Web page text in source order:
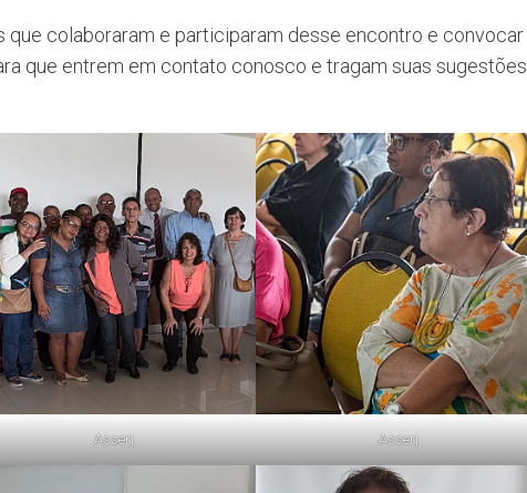
que colaboraram e participaram desse encontro e convocar
que entrem em contato conosco e tragam suas sugestões
Asserj Asserj